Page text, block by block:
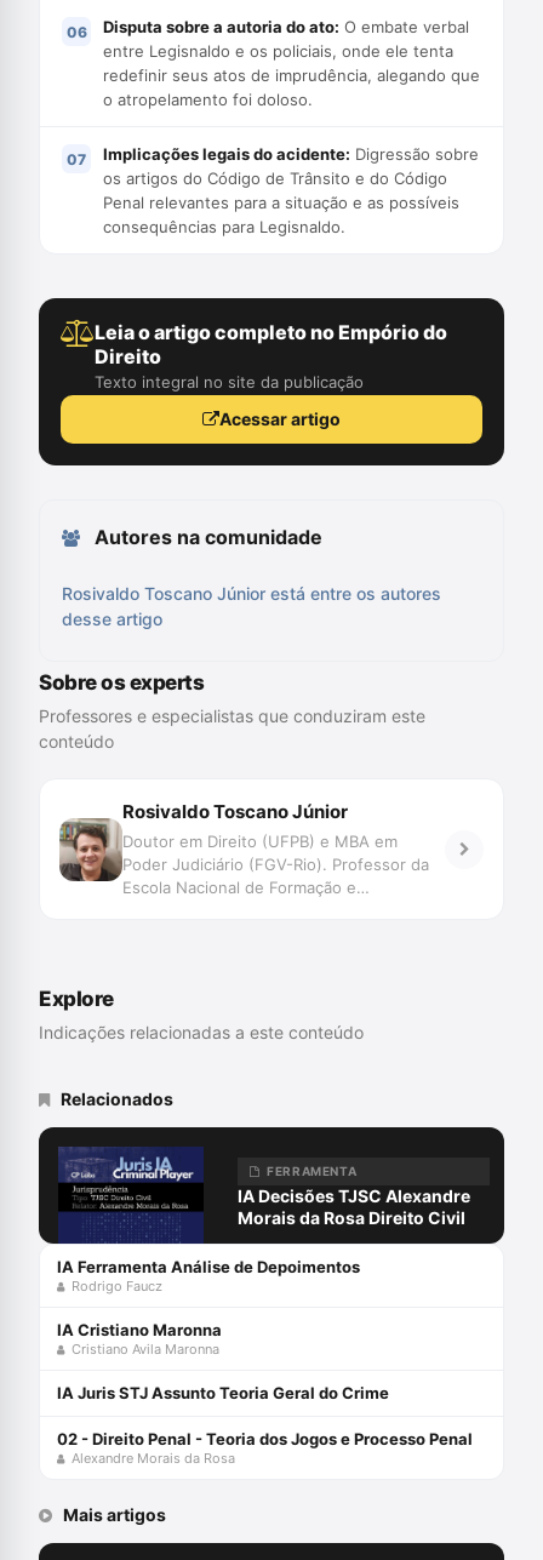
Disputa sobre a autoria do ato: O embate verbal
entre Legisnaldo e os policiais, onde ele tenta
redefinir seus atos de imprudência, alegando que
o atropelamento foi doloso.
Implicações legais do acidente: Digressão sobre
os artigos do Código de Trânsito e do Código
Penal relevantes para a situação e as possíveis
consequências para Legisnaldo.
Leia o artigo completo no Empório do
Direito
Texto integral no site da publicação
Acessar artigo
Autores na comunidade
Rosivaldo Toscano Júnior está entre os autores
desse artigo
Sobre os experts
Professores e especialistas que conduziram este
conteúdo
Rosivaldo Toscano Júnior
Doutor em Direito (UFPB) e MBA em
Poder Judiciário (FGV-Rio). Professor da
Escola Nacional de Formação e
neurociências para juristas (Emais Editora,
2017) e Controle Remoto Judicial: quando
Explore
Indicações relacionadas a este conteúdo
Relacionados
FERRAMENTA
IA Decisões TJSC Alexandre
Morais da Rosa Direito Civil
IA Ferramenta Análise de Depoimentos
Rodrigo Faucz
IA Cristiano Maronna
Cristiano Avila Maronna
IA Juris STJ Assunto Teoria Geral do Crime
02 - Direito Penal - Teoria dos Jogos e Processo Penal
Alexandre Morais da Rosa
Mais artigos